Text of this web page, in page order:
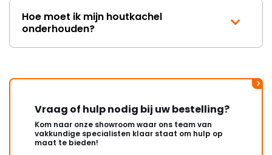
Hoe moet ik mijn houtkachel
onderhouden?
Vraag of hulp nodig bij uw bestelling?
Kom naar onze showroom waar ons team van
vakkundige specialisten klaar staat om hulp op
maat te bieden!